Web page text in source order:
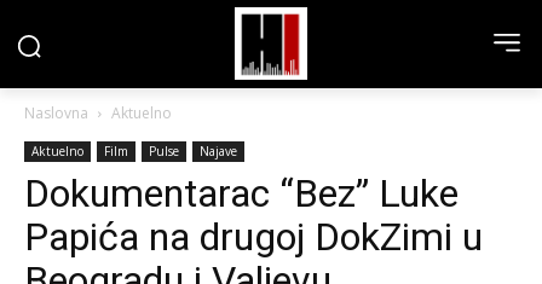
Naslovna Aktuelno
Aktuelno Film Pulse Najave
Dokumentarac “Bez” Luke
Papića na drugoj DokZimi u